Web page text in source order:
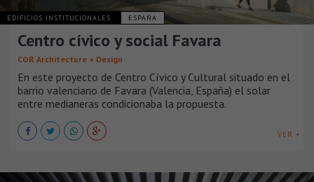
EDIFICIOS INSTITUCIONALES ESPAÑA
Centro cívico y social Favara
COR Architecture + Design
En este proyecto de Centro Cívico y Cultural situado en el
barrio valenciano de Favara (Valencia, España) el solar
entre medianeras condicionaba la propuesta.
VER +